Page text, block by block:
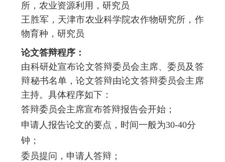
所，农业资源利用，研究员
王胜军，天津市农业科学院农作物研究所，作
物育种，研究员
论文答辩程序：
由科研处宣布论文答辩委员会主席、委员及答
辩秘书名单，论文答辩由论文答辩委员会主席
主持。具体程序如下：
答辩委员会主席宣布答辩报告会开始；
申请人报告论文的要点，时间一般为30-40分
钟；
委员提问，申请人答辩；